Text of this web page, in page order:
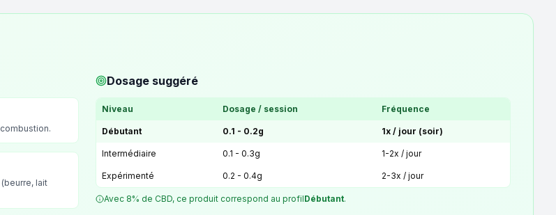
lait
Dosage suggéré
Niveau Dosage / session Fréquence
Débutant 0.1 - 0.2g 1x / jour (soir)
Intermédiaire 0.1 - 0.3g 1-2x / jour
Expérimenté 0.2 - 0.4g 2-3x / jour
Avec 8% de CBD, ce produit correspond au profilDébutant.